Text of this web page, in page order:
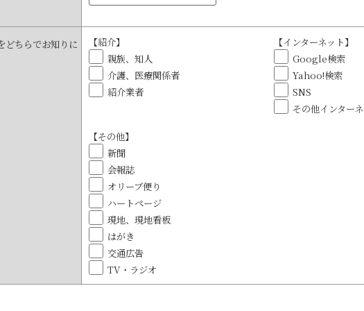
どちらでお知りに
【紹介】
親族、知人
介護、医療関係者
紹介業者
【インターネット】
Google検索
Yahoo!検索
SNS
その他インター
【その他】
新聞
会報誌
オリーブ便り
ハートページ
現地、現地看板
はがき
交通広告
TV・ラジオ